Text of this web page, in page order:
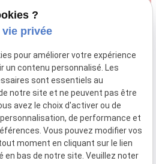
d'Estrec,
?
privée
pour améliorer votre expérience
un contenu personnalisé. Les
sont essentiels au
notre site et ne peuvent pas être
avez le choix d'activer ou de
de performance et
Vous pouvez modifier vos
moment en cliquant sur le lien
en bas de notre site. Veuillez noter